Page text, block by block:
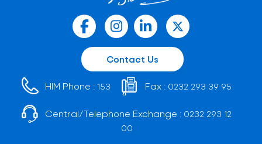
Contact Us
HIM Phone : 153 Fax : 0232 293 39 95
Central/Telephone Exchange : 0232 293 12
00